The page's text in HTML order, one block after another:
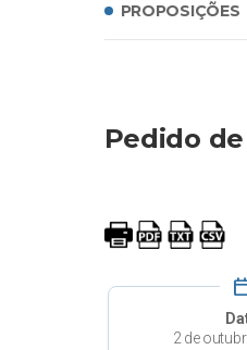
PROPOSIÇÕES
Pedido de
2 de